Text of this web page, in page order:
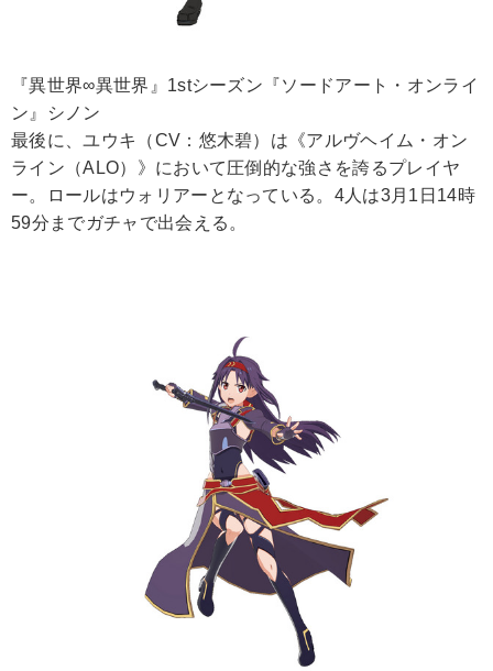
『異世界∞異世界』1stシーズン『ソードアート・オンライ
ン』シノン
最後に、ユウキ（CV：悠木碧）は《アルヴヘイム・オン
ライン（ALO）》において圧倒的な強さを誇るプレイヤ
ー。ロールはウォリアーとなっている。4人は3月1日14時
59分までガチャで出会える。